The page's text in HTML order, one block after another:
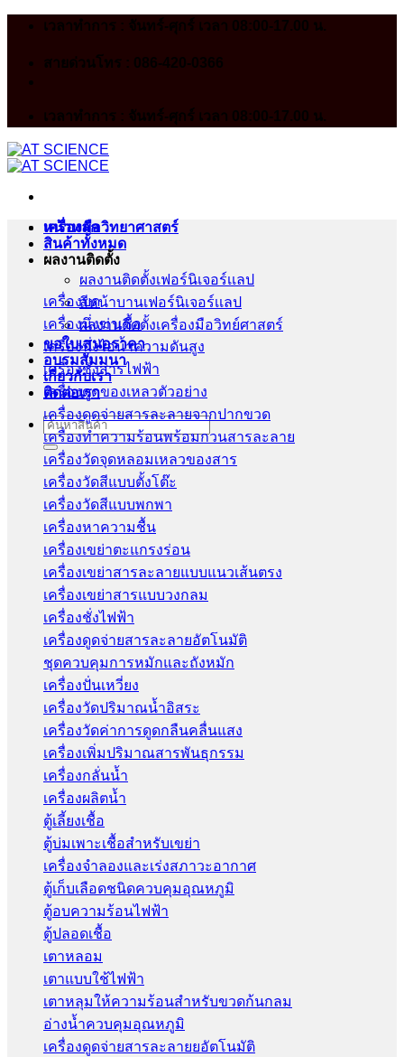
Skip
เวลาทำการ : จันทร์-ศุกร์ เวลา 08:00-17.00 น.
สายด่วนโทร : 086-420-0366
เวลาทำการ : จันทร์-ศุกร์ เวลา 08:00-17.00 น.
หน้าหลัก
สินค้าทั้งหมด
ผลงานติดตั้ง
ผลงานติดตั้งเฟอร์นิเจอร์เเลป
สีหน้าบานเฟอร์นิเจอร์เเลป
ผลงานติดตั้งเครื่องมือวิทย์ศาสตร์
ขอใบเสนอราคา
อบรมสัมมนา
เกี่ยวกับเรา
ติดต่อเรา
Search
for:
เครื่องมือวิทยาศาสตร์
เครื่องบด
เครื่องนึ่งฆ่าเชื้อ
เครื่องนึ่งไอน้ำความดันสูง
เครื่องชั่งสารไฟฟ้า
เครื่องดูดของเหลวตัวอย่าง
เครื่องดูดจ่ายสารละลายจากปากขวด
เครื่องทำความร้อนพร้อมกวนสารละลาย
เครื่องวัดจุดหลอมเหลวของสาร
เครื่องวัดสีแบบตั้งโต๊ะ
เครื่องวัดสีแบบพกพา
เครื่องหาความชื้น
เครื่องเขย่าตะแกรงร่อน
เครื่องเขย่าสารละลายแบบแนวเส้นตรง
เครื่องเขย่าสารแบบวงกลม
เครื่องชั่งไฟฟ้า
เครื่องดูดจ่ายสารละลายอัตโนมัติ
ชุดควบคุมการหมักและถังหมัก
เครื่องปั่นเหวี่ยง
เครื่องวัดปริมาณน้ำอิสระ
เครื่องวัดค่าการดูดกลืนคลื่นแสง
เครื่องเพิ่มปริมาณสารพันธุกรรม
เครื่องกลั่นน้ำ
เครื่องผลิตน้ำ
ตู้เลี้ยงเชื้อ
ตู้บ่มเพาะเชื้อสำหรับเขย่า
เครื่องจำลองและเร่งสภาวะอากาศ
ตู้เก็บเลือดชนิดควบคุมอุณหภูมิ
ตู้อบความร้อนไฟฟ้า
ตู้ปลอดเชื้อ
เตาหลอม
เตาแบบใช้ไฟฟ้า
เตาหลุมให้ความร้อนสำหรับขวดก้นกลม
อ่างน้ำควบคุมอุณหภูมิ
เครื่องดูดจ่ายสารละลายยอัตโนมัติ